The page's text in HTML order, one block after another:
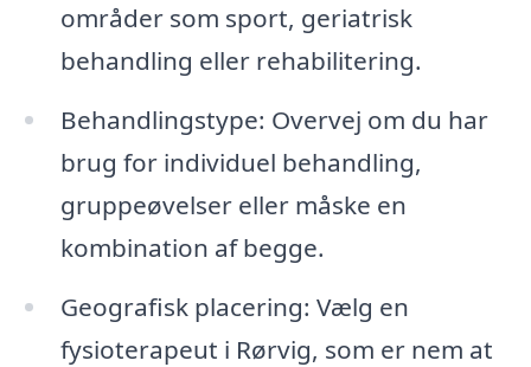
områder som sport, geriatrisk
behandling eller rehabilitering.
Behandlingstype: Overvej om du har
brug for individuel behandling,
gruppeøvelser eller måske en
kombination af begge.
Geografisk placering: Vælg en
fysioterapeut i Rørvig, som er nem at